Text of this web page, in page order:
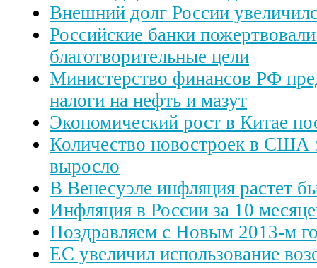
Внешний долг России
Российские банки
благотворительные цели
Министерство финансов РФ
налоги на нефть и мазут
Экономический рост в Китае
Количество новостроек в США
выросло
В Венесуэле инфляция растет
Инфляция в России за 10
Поздравляем с Новым 2013-м
ЕС увеличил использование